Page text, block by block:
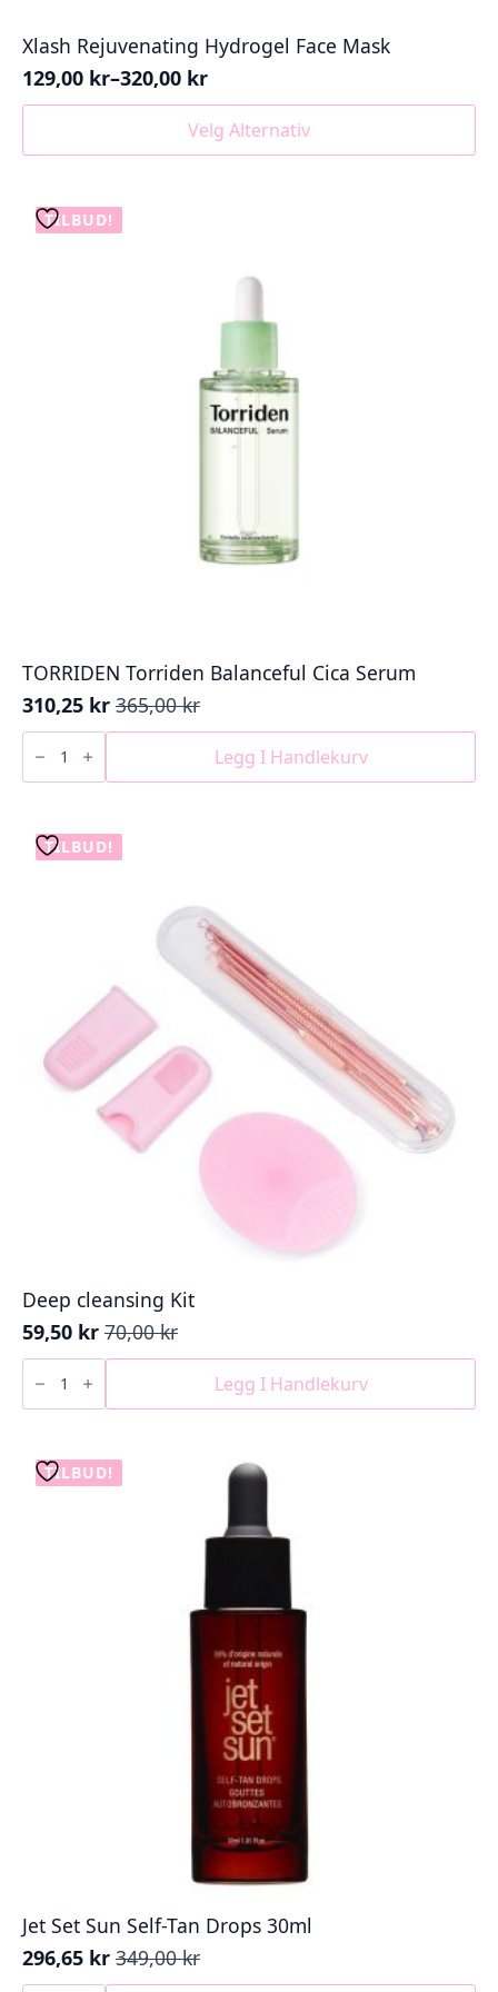
Xlash Rejuvenating Hydrogel Face Mask
129,00 kr–320,00 kr
Prisområde:
129,00 kr
320,00 kr
Velg Alternativ
varianter.
Alternativene
TILBUD!
TORRIDEN Torriden Balanceful Cica Serum
365,00kr
Opprinnelig
pris
var:
365,00 kr.
310,25 kr
Nåværende
pris
er:
310,25 kr.
TORRIDEN
Torriden
Balanceful
Cica
Legg I Handlekurv
TILBUD!
Deep cleansing Kit
70,00kr
Opprinnelig
pris
var:
70,00 kr.
59,50 kr
Nåværende
pris
er:
59,50 kr.
Deep
cleansing
antall
Legg I Handlekurv
TILBUD!
Jet Set Sun Self-Tan Drops 30ml
349,00kr
Opprinnelig
296,65 kr
Nåværende